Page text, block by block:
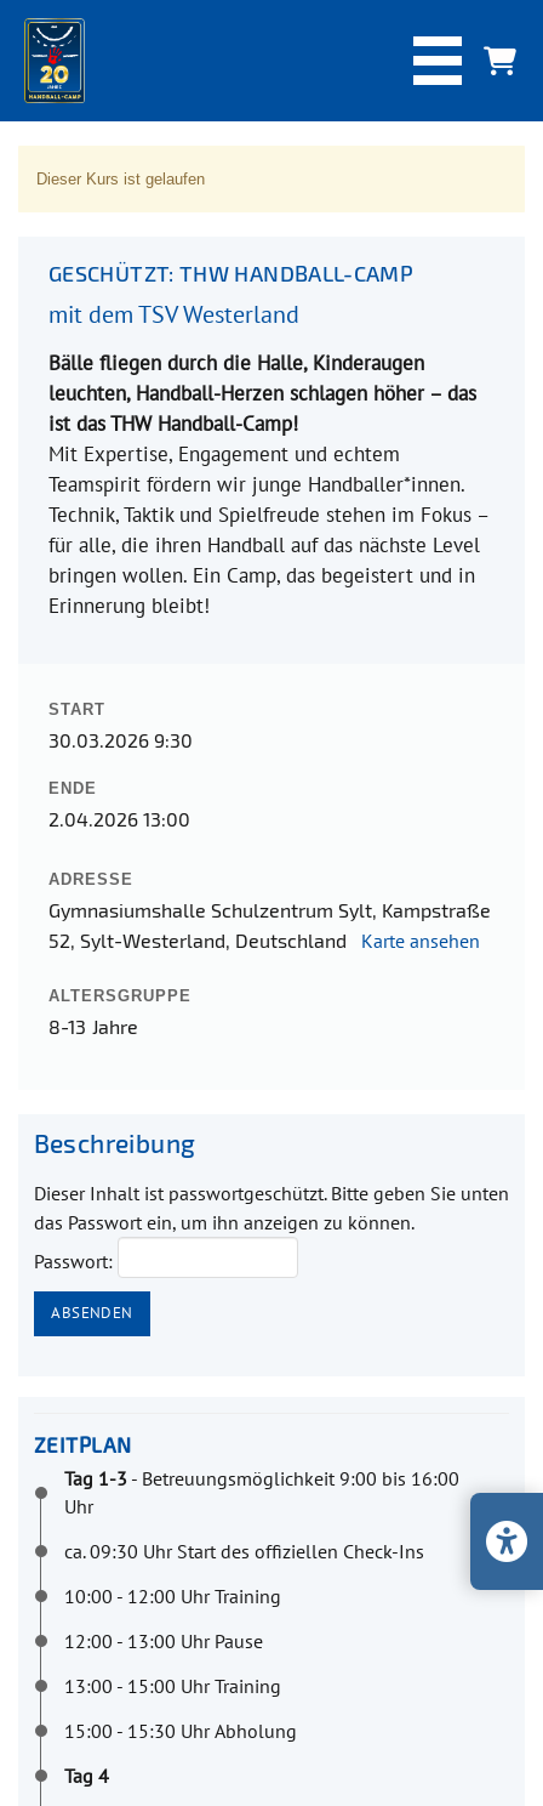
Dieser Kurs ist gelaufen
GESCHÜTZT: THW HANDBALL-CAMP
mit dem TSV Westerland
Bälle fliegen durch die Halle, Kinderaugen
leuchten, Handball-Herzen schlagen höher – das
ist das THW Handball-Camp!
Mit Expertise, Engagement und echtem
Teamspirit fördern wir junge Handballer*innen.
Technik, Taktik und Spielfreude stehen im Fokus –
für alle, die ihren Handball auf das nächste Level
bringen wollen. Ein Camp, das begeistert und in
Erinnerung bleibt!
START
30.03.2026 9:30
ENDE
2.04.2026 13:00
ADRESSE
Gymnasiumshalle Schulzentrum Sylt, Kampstraße
52, Sylt-Westerland, Deutschland Karte ansehen
ALTERSGRUPPE
8-13 Jahre
Beschreibung
Dieser Inhalt ist passwortgeschützt. Bitte geben Sie unten
das Passwort ein, um ihn anzeigen zu können.
Passwort:
ZEITPLAN
Tag 1-3- Betreuungsmöglichkeit 9:00 bis 16:00
Uhr
ca. 09:30 Uhr Start des offiziellen Check-Ins
10:00 - 12:00 Uhr Training
12:00 - 13:00 Uhr Pause
13:00 - 15:00 Uhr Training
15:00 - 15:30 Uhr Abholung
Tag 4